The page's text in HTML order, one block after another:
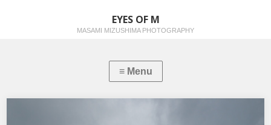
EYES OF M
MASAMI MIZUSHIMA PHOTOGRAPHY